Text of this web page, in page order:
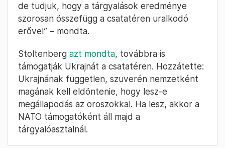
de tudjuk, hogy a tárgyalások eredménye
szorosan összefügg a csatatéren uralkodó
erővel” – mondta.
Stoltenberg azt mondta, továbbra is
támogatják Ukrajnát a csatatéren. Hozzátette:
Ukrajnának független, szuverén nemzetként
magának kell eldöntenie, hogy lesz-e
megállapodás az oroszokkal. Ha lesz, akkor a
NATO támogatóként áll majd a
tárgyalóasztalnál.